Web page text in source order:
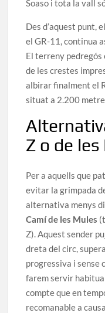
Soaso i tota la vall
Des d’aquest punt,
el GR-11, continua
El terreny pedregós
de les crestes
albirar finalment el
situat a 2.200
Z o de
Per a aquells que
evitar la grimpada
alternativa menys
Camí de les Mules
Z). Aquest sender
dreta del circ,
progressiva i sense
farem servir
compte que en
recomanable a